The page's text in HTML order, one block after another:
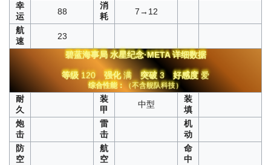
幸
运
88
消
耗
7→12
航
速
23
碧蓝海事局 水星纪念·META详细数据
等级 120 强化满 突破 3 好感度爱
综合性能： （不含舰队科技）
耐
久
装
甲
中型
装
填
炮
击
雷
击
机
动
防
空
航
空
命
中